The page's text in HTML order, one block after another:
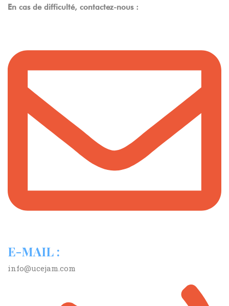
En cas de difficulté, contactez-nous :
E-MAIL :
info@ucejam.com